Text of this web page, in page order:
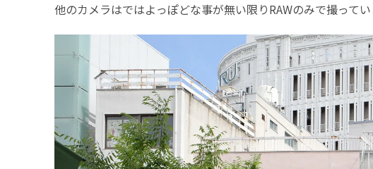
他のカメラはではよっぽどな事が無い限りRAWのみで撮って